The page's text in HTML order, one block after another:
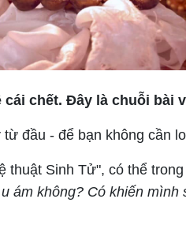
chết. Đây là chuỗi bài
đầu - để bạn không cần
thuật Sinh Tử", có thể
ám không? Có khiến mình